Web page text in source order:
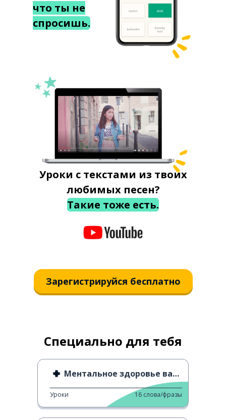
что ты не
спросишь.
Уроки с текстами из твоих
любимых песен?
Такие тоже есть.
Зарегистрируйся бесплатно
Специально для тебя
Ментальное здоровье важно
Уроки 16 слова/фразы